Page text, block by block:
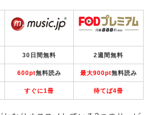
30日間無料 2週間無料
600pt無料読み 最大900pt無料読み
すぐに1冊 待てば4冊